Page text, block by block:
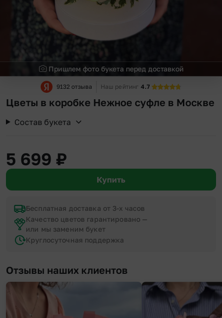
Пришлем фото букета перед доставкой
9132 отзыва Наш рейтинг 4.7
Цветы в коробке Нежное суфле в Москве
Состав букета
5 699 ₽
Купить
Бесплатная доставка от 3-х часов
Качество цветов гарантировано —
или мы заменим букет
Круглосуточная поддержка
Отзывы наших клиентов